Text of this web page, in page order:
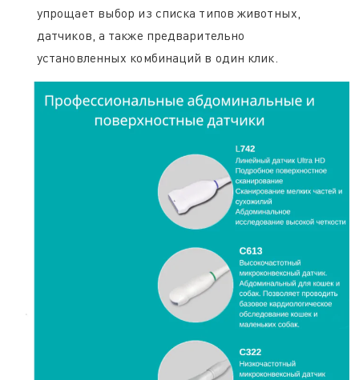
упрощает выбор из списка типов животных,
датчиков, а также предварительно
установленных комбинаций в один клик.